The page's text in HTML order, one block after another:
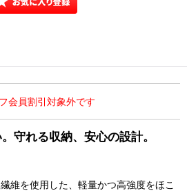
会員割引対象外です
守れる収納、安心の設計。
維を使用した、軽量かつ高強度をほこ